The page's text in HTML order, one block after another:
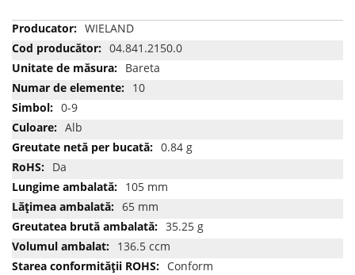
Mai
multe
informatii
WIELAND
04.841.2150.0
Bareta
10
0-9
Alb
0.84 g
Da
105 mm
65 mm
35.25 g
136.5 ccm
Conform